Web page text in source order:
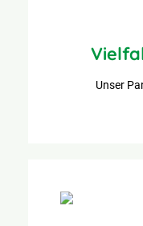
Unser